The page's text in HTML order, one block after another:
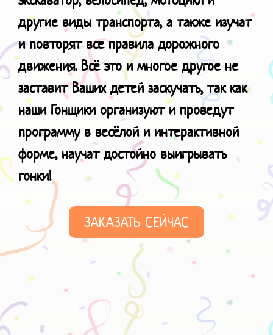
другие виды транспорта, а также изучат
и повторят все правила дорожного
движения. Всё это и многое другое не
заставит Ваших детей заскучать, так как
наши Гонщики организуют и проведут
программу в весёлой и интерактивной
форме, научатдостойно выигрывать
гонки!
ЗАКАЗАТЬ СЕЙЧАС